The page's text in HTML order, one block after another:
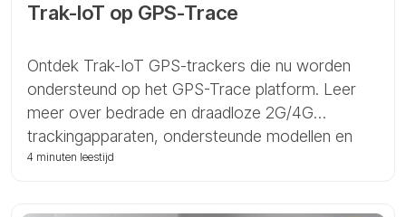
Trak-IoT op GPS-Trace
Ontdek Trak-IoT GPS-trackers die nu worden
ondersteund op het GPS-Trace platform. Leer
meer over bedrade en draadloze 2G/4G
trackingapparaten, ondersteunde modellen en
hoe u ze snel kunt configureren met behulp van
4 minuten leestijd